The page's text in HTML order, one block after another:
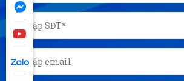
TQ
(Đánh giá 1 năm trước)